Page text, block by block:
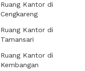
Ruang Kantor di
Cengkareng
Ruang Kantor di
Tamansari
Ruang Kantor di
Kembangan